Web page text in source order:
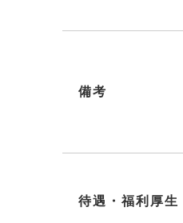
備考
待遇・福利厚生